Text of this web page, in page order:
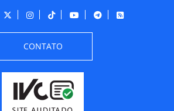
CONTATO